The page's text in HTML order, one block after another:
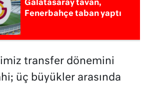
Galatasaray tavan,
Fenerbahçe taban yaptı
transfer dönemini
üç büyükler arasında